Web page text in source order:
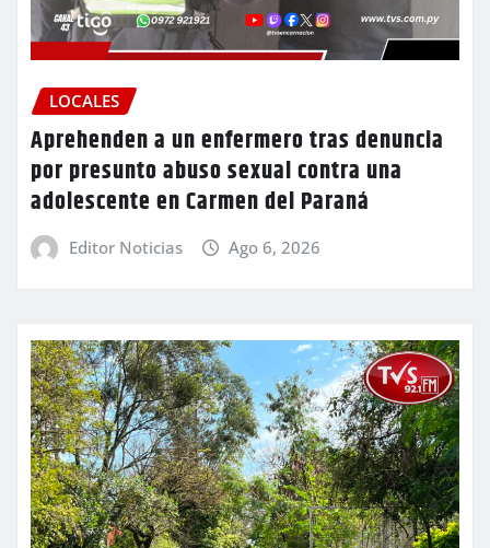
LOCALES
Aprehenden a un enfermero tras denuncia
por presunto abuso sexual contra una
adolescente en Carmen del Paraná
Editor Noticias Ago 6, 2026